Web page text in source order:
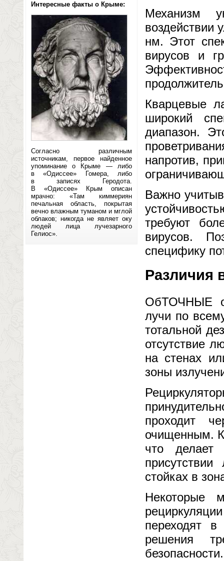
Интересные факты о Крыме:
Согласно различным
источникам, первое найденное
упоминание о Крыме — либо
в «Одиссее» Гомера, либо
в записях Геродота.
В «Одиссее» Крым описан
мрачно: «Там киммериян
печальная область, покрытая
вечно влажным туманом и мглой
облаков; никогда не являет оку
людей лица лучезарного
Гелиос».
Механизм
воздействии
нм. Этот
вирусов и
Кварцевые
широкий
диапазон.
напротив,
Важно
требуют
вирусов.
специфику
Различия
ОбТОЧНЫЕ
лучи по
тотальной
отсутствие
на стенах
зоны
проходит
очищенным.
что делает
стойках в
Некоторые
переходят
решения
безопасности.